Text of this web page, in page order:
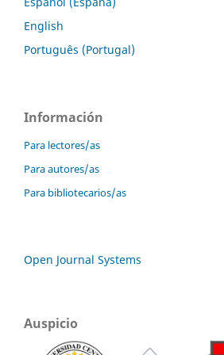
English
Português (Portugal)
Información
Para lectores/as
Para autores/as
Para bibliotecarios/as
Open Journal Systems
Auspicio